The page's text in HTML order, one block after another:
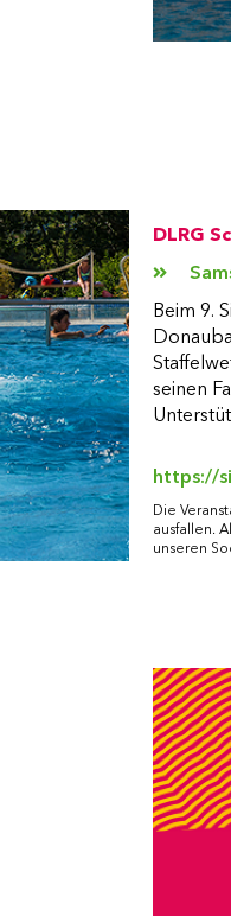
DLRG
Beim 9.
seinen
https://
Die
ausfallen.
unseren